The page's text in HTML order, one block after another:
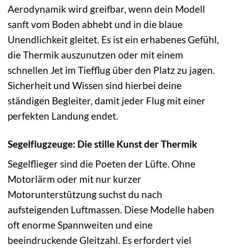
Aerodynamik wird greifbar, wenn dein Modell
sanft vom Boden abhebt und in die blaue
Unendlichkeit gleitet. Es ist ein erhabenes Gefühl,
die Thermik auszunutzen oder mit einem
schnellen Jet im Tiefflug über den Platz zu jagen.
Sicherheit und Wissen sind hierbei deine
ständigen Begleiter, damit jeder Flug mit einer
perfekten Landung endet.
Segelflugzeuge: Die stille Kunst der Thermik
Segelflieger sind die Poeten der Lüfte. Ohne
Motorlärm oder mit nur kurzer
Motorunterstützung suchst du nach
aufsteigenden Luftmassen. Diese Modelle haben
oft enorme Spannweiten und eine
beeindruckende Gleitzahl. Es erfordert viel